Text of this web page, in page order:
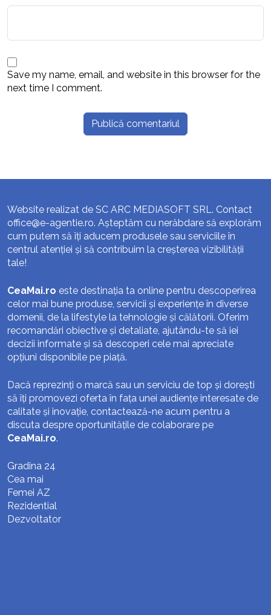
Save my name, email, and website in this browser for the
next time I comment.
Website realizat de SC ARC MEDIASOFT SRL. Contact
office@e-agentie.ro. Așteptăm cu nerăbdare să explorăm
cum putem să îți aducem produsele sau serviciile în
centrul atenției și să contribuim la creșterea vizibilității
tale!
CeaMai.ro este destinația ta online pentru descoperirea
celor mai bune produse, servicii și experiențe în diverse
domenii, de la lifestyle la tehnologie și călătorii. Oferim
recomandări obiective și detaliate, ajutându-te să iei
decizii informate și să descoperi cele mai apreciate
opțiuni disponibile pe piață.
Dacă reprezinți o marcă sau un serviciu de top și dorești
să îți promovezi oferta în fața unei audiențe interesate de
calitate și inovație, contactează-ne acum pentru a
discuta despre oportunitățile de colaborare pe
CeaMai.ro.
Gradina 24
Cea mai
Femei AZ
Rezidential
Dezvoltator